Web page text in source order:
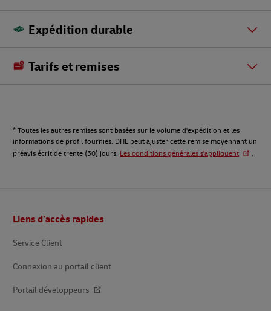
Expédition durable
Tarifs et remises
* Toutes les autres remises sont basées sur le volume d'expédition et les
informations de profil fournies. DHL peut ajuster cette remise moyennant un
préavis écrit de trente (30) jours. Les conditions générales s'appliquent .
Liens d’accès rapides
Service Client
Connexion au portail client
Portail développeurs